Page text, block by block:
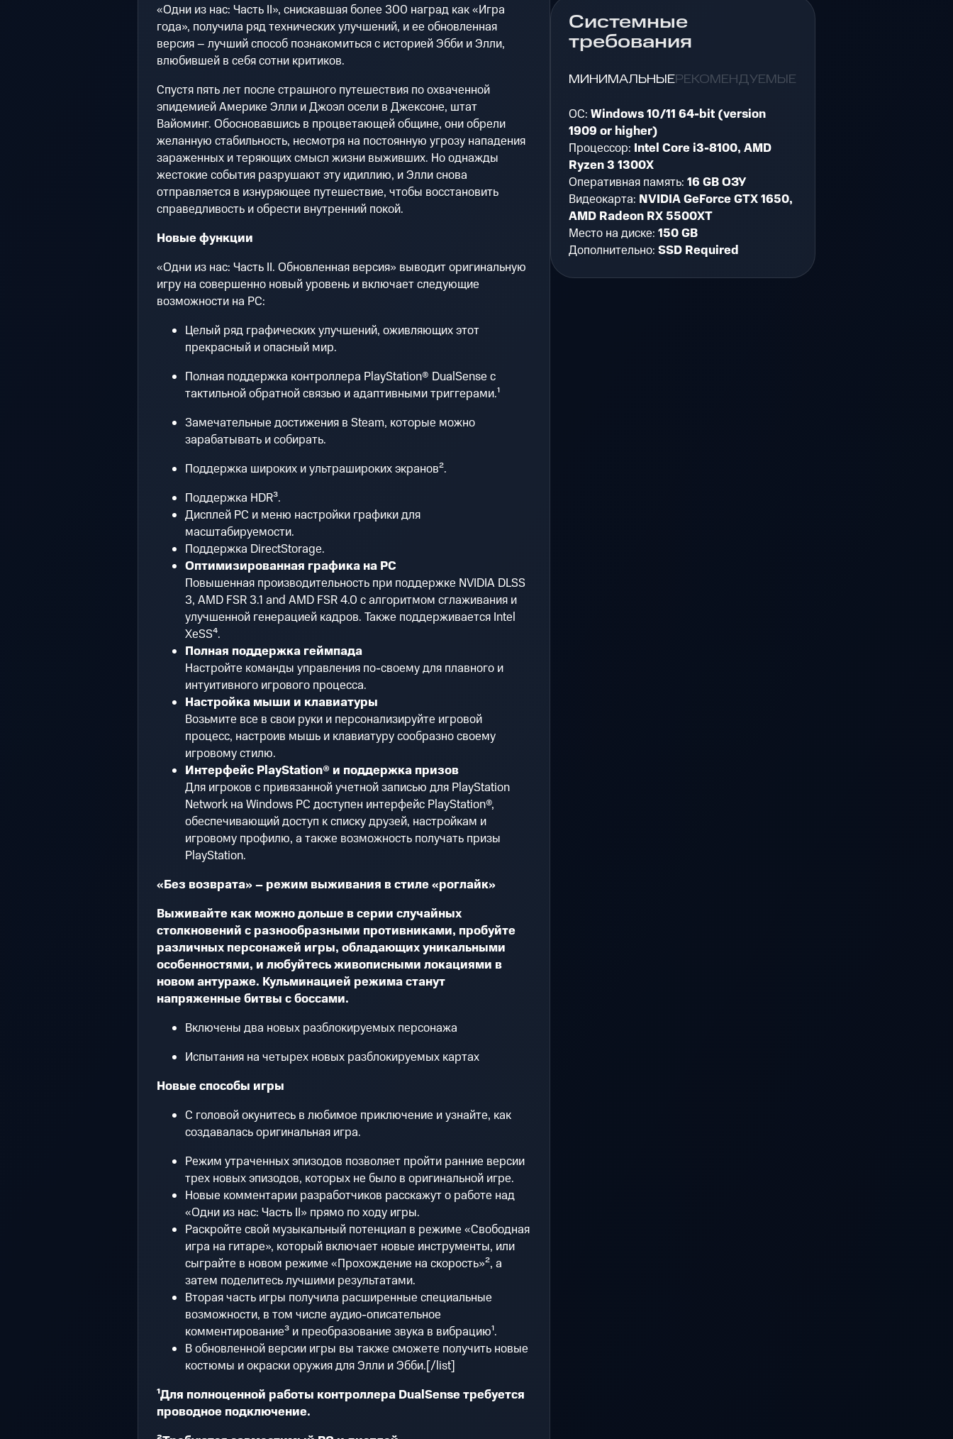
«Одни из нас: Часть II», снискавшая более 300 наград как «Игра
года», получила ряд технических улучшений, и ее обновленная
версия – лучший способ познакомиться с историей Эбби и Элли,
влюбившей в себя сотни критиков.
Спустя пять лет после страшного путешествия по охваченной
эпидемией Америке Элли и Джоэл осели в Джексоне, штат
Вайоминг. Обосновавшись в процветающей общине, они обрели
желанную стабильность, несмотря на постоянную угрозу нападения
зараженных и теряющих смысл жизни выживших. Но однажды
жестокие события разрушают эту идиллию, и Элли снова
отправляется в изнуряющее путешествие, чтобы восстановить
справедливость и обрести внутренний покой.
Новые функции
«Одни из нас: Часть II. Обновленная версия» выводит оригинальную
игру на совершенно новый уровень и включает следующие
возможности на PC:
Целый ряд графических улучшений, оживляющих этот
прекрасный и опасный мир.
Полная поддержка контроллера PlayStation® DualSense с
тактильной обратной связью и адаптивными триггерами.¹
Замечательные достижения в Steam, которые можно
зарабатывать и собирать.
Поддержка широких и ультрашироких экранов².
Поддержка HDR³.
Дисплей PC и меню настройки графики для
масштабируемости.
Поддержка DirectStorage.
Оптимизированная графика на PC
Повышенная производительность при поддержке NVIDIA DLSS
3, AMD FSR 3.1 and AMD FSR 4.0 с алгоритмом сглаживания и
улучшенной генерацией кадров. Также поддерживается Intel
XeSS⁴.
Полная поддержка геймпада
Настройте команды управления по-своему для плавного и
интуитивного игрового процесса.
Настройка мыши и клавиатуры
Возьмите все в свои руки и персонализируйте игровой
процесс, настроив мышь и клавиатуру сообразно своему
игровому стилю.
Интерфейс PlayStation® и поддержка призов
Для игроков с привязанной учетной записью для PlayStation
Network на Windows PC доступен интерфейс PlayStation®,
обеспечивающий доступ к списку друзей, настройкам и
игровому профилю, а также возможность получать призы
PlayStation.
«Без возврата» – режим выживания в стиле «роглайк»
Выживайте как можно дольше в серии случайных
столкновений с разнообразными противниками, пробуйте
различных персонажей игры, обладающих уникальными
особенностями, и любуйтесь живописными локациями в
новом антураже. Кульминацией режима станут
напряженные битвы с боссами.
Включены два новых разблокируемых персонажа
Испытания на четырех новых разблокируемых картах
Новые способы игры
С головой окунитесь в любимое приключение и узнайте, как
создавалась оригинальная игра.
Режим утраченных эпизодов позволяет пройти ранние версии
трех новых эпизодов, которых не было в оригинальной игре.
Новые комментарии разработчиков расскажут о работе над
«Одни из нас: Часть II» прямо по ходу игры.
Раскройте свой музыкальный потенциал в режиме «Свободная
игра на гитаре», который включает новые инструменты, или
сыграйте в новом режиме «Прохождение на скорость»², а
затем поделитесь лучшими результатами.
Вторая часть игры получила расширенные специальные
возможности, в том числе аудио-описательное
комментирование³ и преобразование звука в вибрацию¹.
В обновленной версии игры вы также сможете получить новые
костюмы и окраски оружия для Элли и Эбби.[/list]
¹Для полноценной работы контроллера DualSense требуется
проводное подключение.
Системные
требования
МИНИМАЛЬНЫЕРЕКОМЕНДУЕМЫЕ
ОС:Windows 10/11 64-bit (version
1909 or higher)
Процессор: Intel Core i3-8100, AMD
Ryzen 3 1300X
Оперативная память:16 GB ОЗУ
Видеокарта: NVIDIA GeForce GTX 1650,
AMD Radeon RX 5500XT
Место на диске:150 GB
Дополнительно:SSD Required